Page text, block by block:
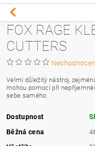
FOX RAGE
CUTTERS
Velmi důležitý nástroj,
mohou pomocí při
sebe samého.
Dostupnost
Běžná cena